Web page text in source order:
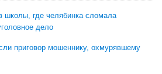
школы, где челябинка сломала
дело
приговор мошеннику, охмурявшему